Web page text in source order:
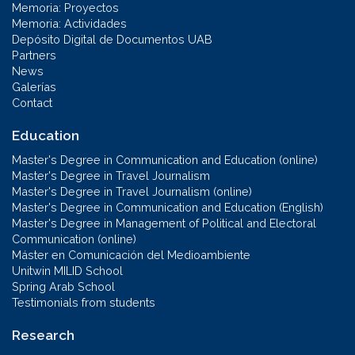
Memoria: Proyectos
Memoria: Actividades
Depósito Digital de Documentos UAB
Partners
News
Galerías
Contact
Education
Master's Degree in Communication and Education (online)
Master's Degree in Travel Journalism
Master's Degree in Travel Journalism (online)
Master's Degree in Communication and Education (English)
Master's Degree in Management of Political and Electoral
Communication (online)
Máster en Comunicación del Medioambiente
Unitwin MILID School
Spring Arab School
Testimonials from students
Research